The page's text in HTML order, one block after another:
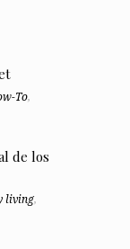
To,
de los
living,